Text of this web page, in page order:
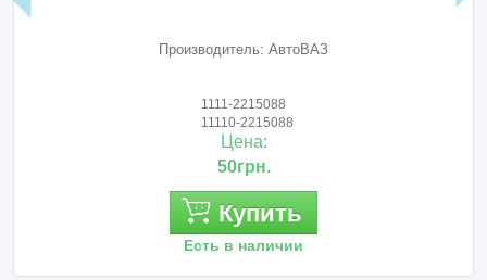
Производитель: АвтоВАЗ
1111-2215088
11110-2215088
Цена:
50грн.
Купить
Есть в наличии